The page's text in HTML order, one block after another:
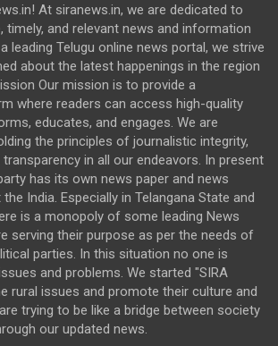
At siranews.in, we are dedicated to
timely, and relevant news and information
leading Telugu online news portal, we strive
about the latest happenings in the region
Our mission is to provide a
where readers can access high-quality
educates, and engages. We are
the principles of journalistic integrity,
transparency in all our endeavors. In present
has its own news paper and news
India. Especially in Telangana State and
is a monopoly of some leading News
serving their purpose as per the needs of
parties. In this situation no one is
and problems. We started "SIRA
rural issues and promote their culture and
trying to be like a bridge between society
our updated news.